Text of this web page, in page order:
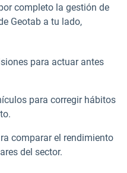
completo la gestión de
Geotab a tu lado,
para actuar antes
para corregir hábitos
comparar el rendimiento
del sector.